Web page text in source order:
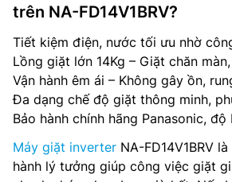
trên NA-FD14V1BRV?
Tiết kiệm điện, nước tối ưu nhờ
Lồng giặt lớn 14Kg – Giặt chăn
Vận hành êm ái – Không gây ồn,
Đa dạng chế độ giặt thông minh,
Bảo hành chính hãng Panasonic,
Máy giặt inverter NA-FD14V1BRV
hành lý tưởng giúp công việc giặt